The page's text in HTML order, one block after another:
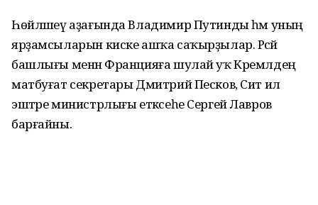
Һөйләшеү аҙағында Владимир Путинды һәм уның
ярҙамсыларын киске ашҡа саҡырҙылар. Рәсәй
башлығы менән Францияға шулай уҡ Кремлдең
матбуғат секретары Дмитрий Песков, Сит ил
эштәре министрлығы етәксеһе Сергей Лавров
барғайны.